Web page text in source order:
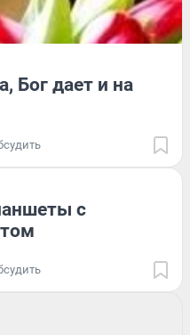
Бог дает и на
с